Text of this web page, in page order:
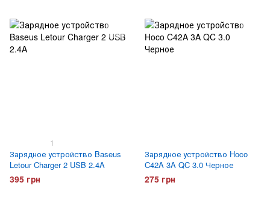
1
Зарядное устройство Baseus
Letour Charger 2 USB 2.4A
395 грн
Зарядное устройство Hoco
C42A 3A QC 3.0 Черное
275 грн